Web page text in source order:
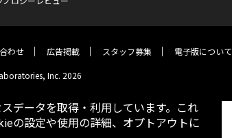
わせ 広告掲載 スタッフ募集 電子版について
Inc. 2026
データを取得・利用しています。これ
の設定や使用の詳細、オプトアウトに